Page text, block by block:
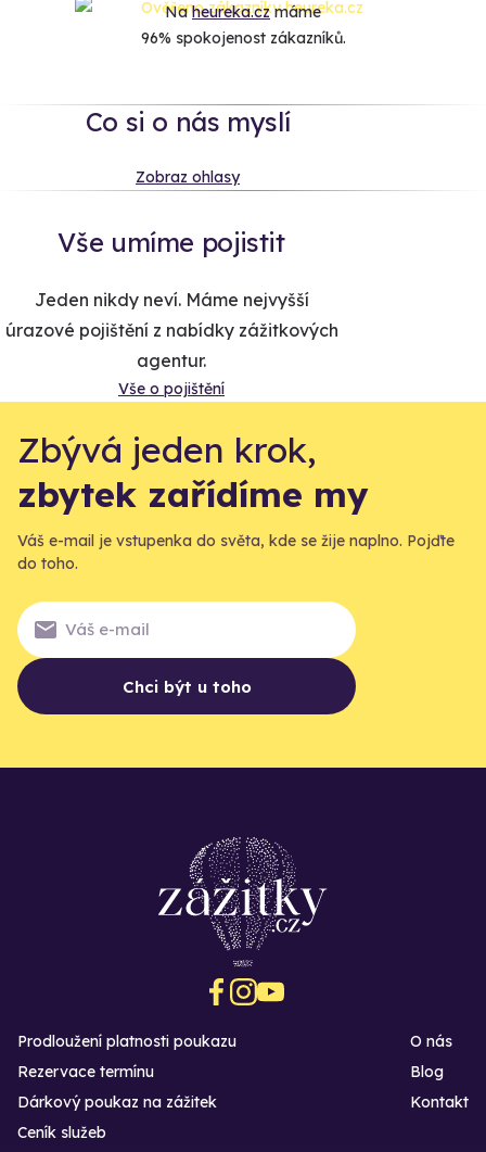
Naheureka.czmáme
96% spokojenost zákazníků.
Co si o nás myslí
Zobraz ohlasy
Vše umíme pojistit
Jeden nikdy neví. Máme nejvyšší
úrazové pojištění z nabídky zážitkových
agentur.
Vše o pojištění
Zbývá jeden krok,
zbytek zařídíme my
Váš e-mail je vstupenka do světa, kde se žije naplno. Pojďte
do toho.
Chci být u toho
Prodloužení platnosti poukazu
Rezervace termínu
Dárkový poukaz na zážitek
O nás
Blog
Kontakt
Ceník služeb